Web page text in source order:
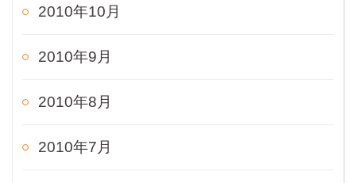
2010年10月
2010年9月
2010年8月
2010年7月